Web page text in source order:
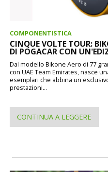
COMPONENTISTICA
CINQUE VOLTE TOUR:
DI POGACAR CON
Dal modello Bikone Aero di 77
con UAE Team Emirates, nasce
esemplari che abbina un
prestazioni...
CONTINUA A LEGGERE